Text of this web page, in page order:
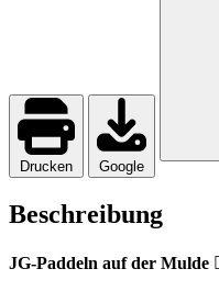
Drucken Google
Beschreibung
JG-Paddeln auf der Mulde